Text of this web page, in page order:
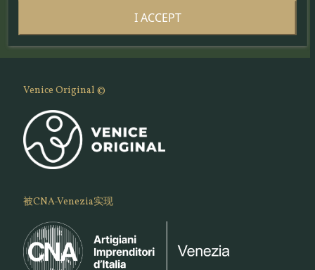
Venice Original ©
被CNA-Venezia实现
I ACCEPT